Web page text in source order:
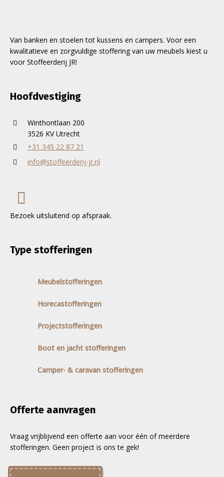
Van banken en stoelen tot kussens en campers. Voor een
kwalitatieve en zorgvuldige stoffering van uw meubels kiest u
voor Stoffeerderij JR!
Hoofdvestiging
Winthontlaan 200
3526 KV Utrecht
+31 345 22 87 21
info@stoffeerderij-jr.nl
Bezoek uitsluitend op afspraak.
Type stofferingen
Meubelstofferingen
Horecastofferingen
Projectstofferingen
Boot en jacht stofferingen
Camper- & caravan stofferingen
Offerte aanvragen
Vraag vrijblijvend een offerte aan voor één of meerdere
stofferingen. Geen project is ons te gek!